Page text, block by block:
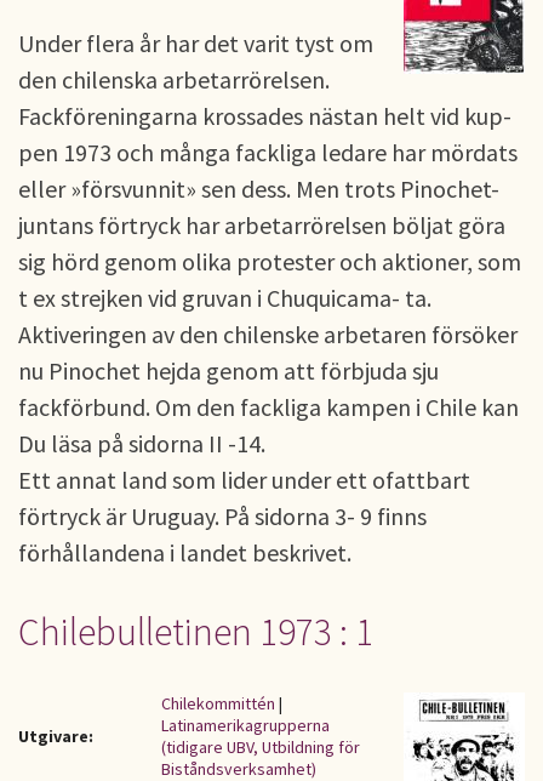
Under flera år har det varit tyst om
den chilenska arbe­tarrörelsen.
Fackföreningarna krossades nästan helt vid kup­
pen 1973 och många fackliga ledare har mördats
eller »för­svunnit» sen dess. Men trots Pinochet-
juntans förtryck har arbetarrörelsen böljat göra
sig hörd genom olika protester och aktioner, som
t ex strej­ken vid gruvan i Chuquicama- ta.
Aktiveringen av den chi­lenske arbetaren försöker
nu Pinochet hejda genom att för­bjuda sju
fackförbund. Om den fackliga kampen i Chile kan
Du läsa på sidorna II -14.
Ett annat land som lider un­der ett ofattbart
förtryck är Uruguay. På sidorna 3- 9 finns
förhållandena i landet beskrivet.
Chilebulletinen 1973 : 1
Utgivare:
Chilekommittén |
Latinamerikagrupperna
(tidigare UBV, Utbildning för
Biståndsverksamhet)